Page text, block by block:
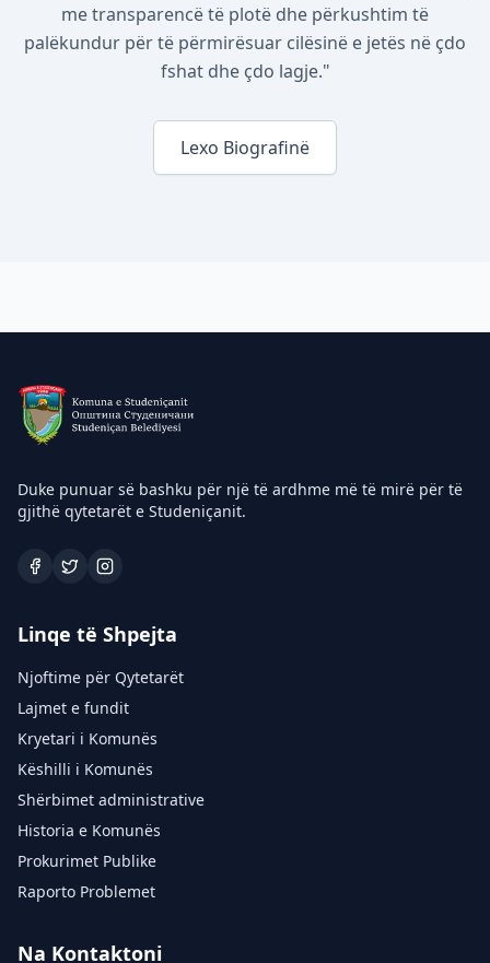
me transparencë të plotë dhe përkushtim të
palëkundur për të përmirësuar cilësinë e jetës në çdo
fshat dhe çdo lagje."
Lexo Biografinë
Duke punuar së bashku për një të ardhme më të mirë për të
gjithë qytetarët e Studeniçanit.
Linqe të Shpejta
Njoftime për Qytetarët
Lajmet e fundit
Kryetari i Komunës
Këshilli i Komunës
Shërbimet administrative
Historia e Komunës
Prokurimet Publike
Raporto Problemet
Na Kontaktoni